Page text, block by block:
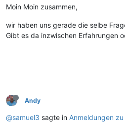
Moin Moin zusammen,
wir haben uns gerade die selbe
Gibt es da inzwischen Erfahrungen
Andy
@samuel3 sagte in Anmeldungen